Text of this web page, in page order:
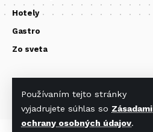
Používaním tejto stránky
vyjadrujete súhlas so Zásadami
ochrany osobných údajov.
Hotely
Gastro
Zo sveta